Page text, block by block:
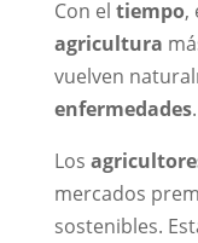
Con el tiempo,
agricultura
vuelven
enfermedades.
Los
mercados
sostenibles.